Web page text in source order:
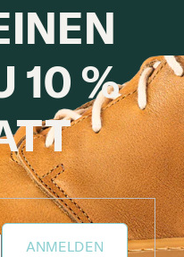
10 %
ANMELDEN